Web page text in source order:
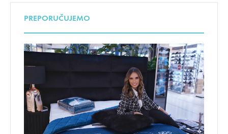
PREPORUČUJEMO